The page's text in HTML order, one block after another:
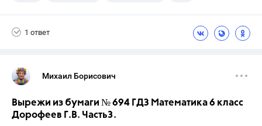
1 ответ
Михаил Борисович
Вырежи из бумаги № 694 ГДЗ Математика 6 класс
Дорофеев Г.В. Часть3.